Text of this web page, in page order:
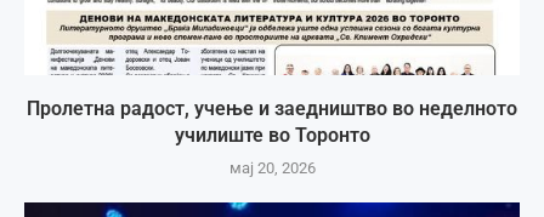
Пролетна радост, учење и заедништво во неделното
училиште во Торонто
мај 20, 2026